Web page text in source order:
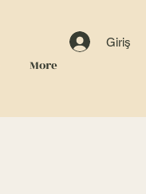
Giriş
More